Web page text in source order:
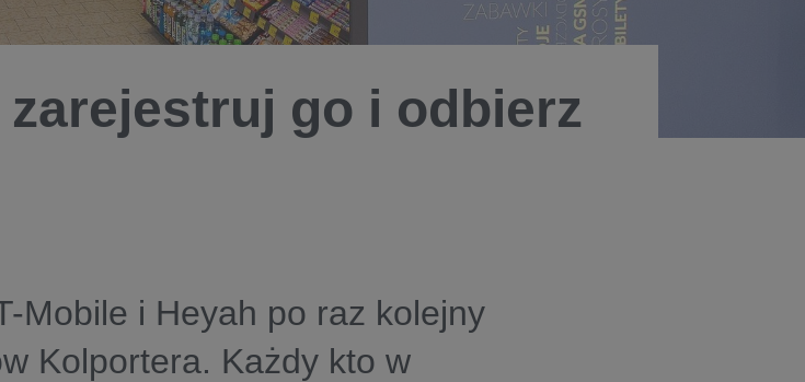
go i odbierz
Mobile i Heyah po raz kolejny
Kolportera. Każdy kto w